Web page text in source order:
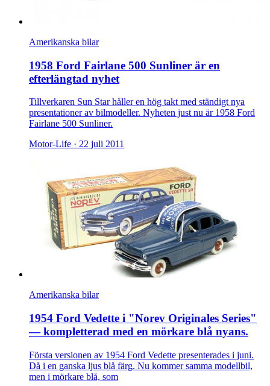
Amerikanska bilar
1958 Ford Fairlane 500 Sunliner är en
efterlängtad nyhet
Tillverkaren Sun Star håller en hög takt med ständigt nya
presentationer av bilmodeller. Nyheten just nu är 1958 Ford
Fairlane 500 Sunliner.
Motor-Life · 22 juli 2011
Amerikanska bilar
1954 Ford Vedette i "Norev Originales Series"
— kompletterad med en mörkare blå nyans.
Första versionen av 1954 Ford Vedette presenterades i juni.
Då i en ganska ljus blå färg. Nu kommer samma modellbil,
men i mörkare blå, som